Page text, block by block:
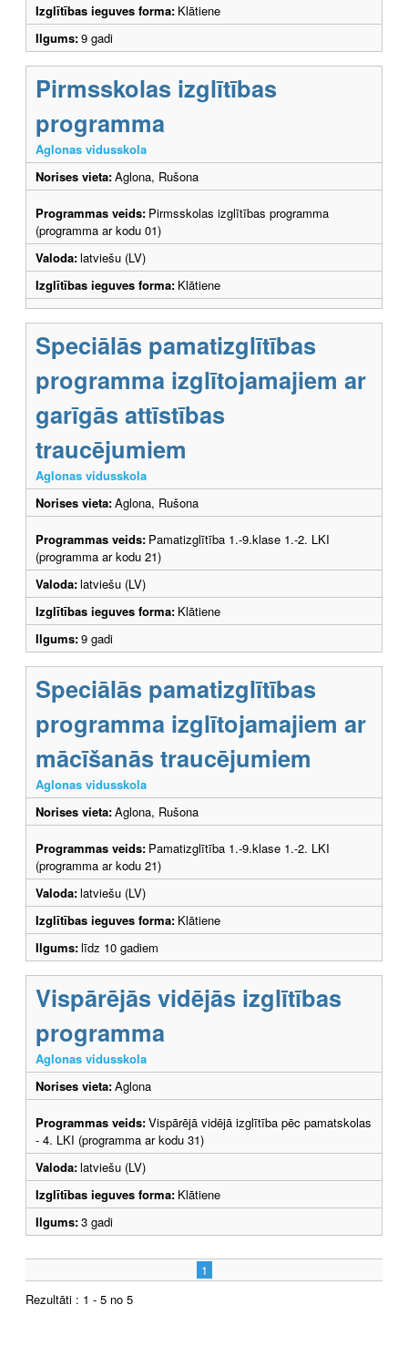
Izglītības ieguves forma: Klātiene
Ilgums:9 gadi
Pirmsskolas izglītības
programma
Aglonas vidusskola
Norises vieta:Aglona, Rušona
Programmas veids: Pirmsskolas izglītības programma
(programma ar kodu 01)
Valoda:latviešu (LV)
Izglītības ieguves forma: Klātiene
Speciālās pamatizglītības
programma izglītojamajiem ar
garīgās attīstības
traucējumiem
Aglonas vidusskola
Norises vieta:Aglona, Rušona
Programmas veids: Pamatizglītība 1.-9.klase 1.-2. LKI
(programma ar kodu 21)
Valoda:latviešu (LV)
Izglītības ieguves forma: Klātiene
Ilgums:9 gadi
Speciālās pamatizglītības
programma izglītojamajiem ar
mācīšanās traucējumiem
Aglonas vidusskola
Norises vieta:Aglona, Rušona
Programmas veids: Pamatizglītība 1.-9.klase 1.-2. LKI
(programma ar kodu 21)
Valoda:latviešu (LV)
Izglītības ieguves forma: Klātiene
Ilgums:līdz 10 gadiem
Vispārējās vidējās izglītības
programma
Aglonas vidusskola
Norises vieta:Aglona
Programmas veids:Vispārējā vidējā izglītība pēc pamatskolas
- 4. LKI (programma ar kodu 31)
Valoda:latviešu (LV)
Izglītības ieguves forma: Klātiene
Ilgums:3 gadi
1
Rezultāti : 1 - 5 no 5